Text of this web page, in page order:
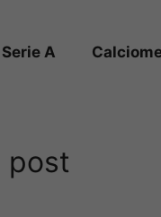
Serie A
post